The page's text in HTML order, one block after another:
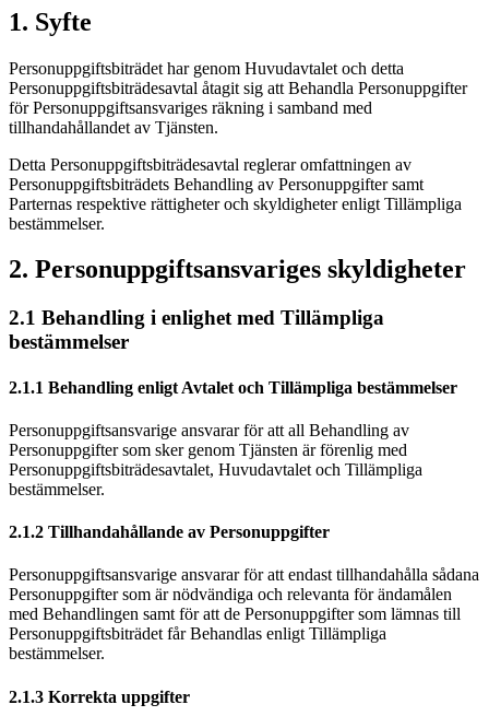
1. Syfte
Personuppgiftsbiträdet har genom Huvudavtalet och detta
Personuppgiftsbiträdesavtal åtagit sig att Behandla Personuppgifter
för Personuppgiftsansvariges räkning i samband med
tillhandahållandet av Tjänsten.
Detta Personuppgiftsbiträdesavtal reglerar omfattningen av
Personuppgiftsbiträdets Behandling av Personuppgifter samt
Parternas respektive rättigheter och skyldigheter enligt Tillämpliga
bestämmelser.
2. Personuppgiftsansvariges skyldigheter
2.1 Behandling i enlighet med Tillämpliga
bestämmelser
2.1.1 Behandling enligt Avtalet och Tillämpliga bestämmelser
Personuppgiftsansvarige ansvarar för att all Behandling av
Personuppgifter som sker genom Tjänsten är förenlig med
Personuppgiftsbiträdesavtalet, Huvudavtalet och Tillämpliga
bestämmelser.
2.1.2 Tillhandahållande av Personuppgifter
Personuppgiftsansvarige ansvarar för att endast tillhandahålla sådana
Personuppgifter som är nödvändiga och relevanta för ändamålen
med Behandlingen samt för att de Personuppgifter som lämnas till
Personuppgiftsbiträdet får Behandlas enligt Tillämpliga
bestämmelser.
2.1.3 Korrekta uppgifter